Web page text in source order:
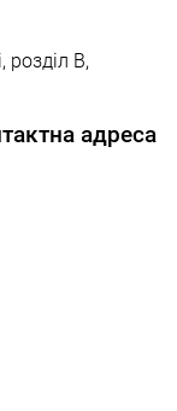
розділ В,
адреса